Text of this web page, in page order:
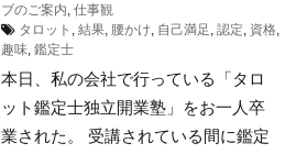
ブのご案内, 仕事観
タロット , 結果, 腰かけ, 自己満足 , 認定, 資格,
趣味, 鑑定士
本日、私の会社で行っている「タロ
ット鑑定士独立開業塾」をお一人卒
業された。 受講されている間に鑑定